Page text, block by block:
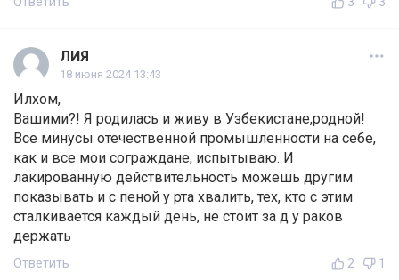
ЛИЯ
18 июня 2024 13:43
Илхом,
Вашими?! Я родилась и живу в Узбекистане,родной!
Все минусы отечественной промышленности на себе,
как и все мои сограждане, испытываю. И
лакированную действительность можешь другим
показывать и с пеной у рта хвалить, тех, кто с этим
сталкивается каждый день, не стоит за д у раков
держать
Ответить 2 1